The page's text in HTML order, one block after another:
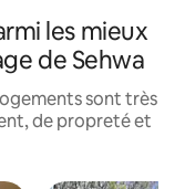
les mieux
de Sehwa
sont très
de propreté et